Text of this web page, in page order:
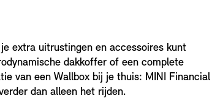
extra uitrustingen en accessoires kunt
dakkoffer of een complete
van een Wallbox bij je thuis: MINI Financial
dan alleen het rijden.